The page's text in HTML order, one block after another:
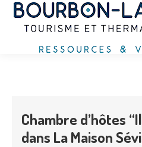
Chambre d’hôtes
dans La Maison